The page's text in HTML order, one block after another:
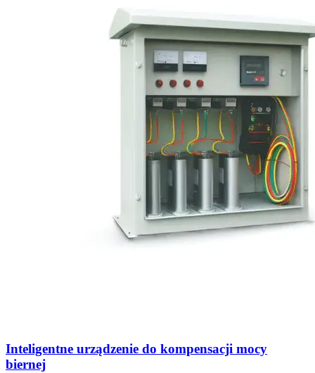
Inteligentne urządzenie do kompensacji mocy
biernej